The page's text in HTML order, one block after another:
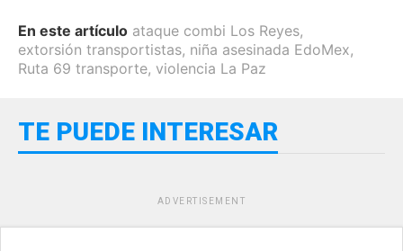
En este artículo ataque combi Los Reyes,
extorsión transportistas, niña asesinada EdoMex,
Ruta 69 transporte, violencia La Paz
TE PUEDE INTERESAR
ADVERTISEMENT